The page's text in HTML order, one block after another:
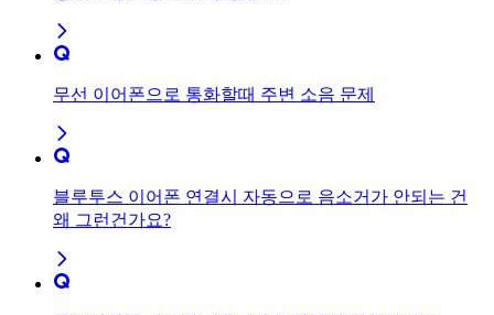
무선 이어폰으로 통화할때 주변 소음 문제
블루투스 이어폰 연결시 자동으로 음소거가 안되는 건
왜 그런건가요?